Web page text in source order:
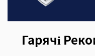
Гарячі